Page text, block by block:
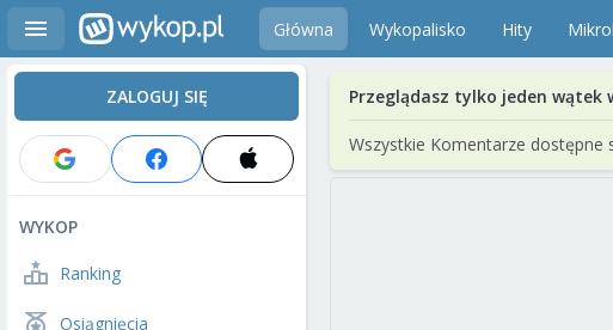
Główna Wykopalisko Hity
ZALOGUJ SIĘ
WYKOP
Ranking
Osiągnięcia
Przeglądasz tylko jeden wątek
Wszystkie Komentarze dostępne